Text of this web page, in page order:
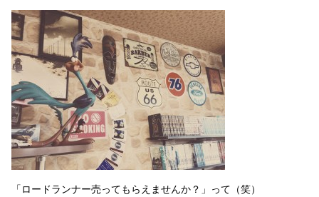
「ロードランナー売ってもらえませんか？」って（笑）